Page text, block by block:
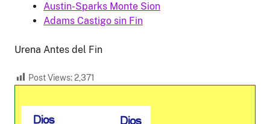
Austin-Sparks Monte Sion
Adams Castigo sin Fin
Urena Antes del Fin
Post Views:2,371